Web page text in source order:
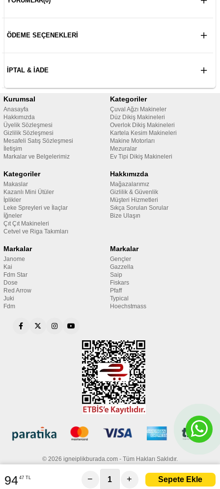
ÖDEME SEÇENEKLERI
İPTAL & İADE
Kurumsal
Anasayfa
Hakkımızda
Üyelik Sözleşmesi
Gizlilik Sözleşmesi
Mesafeli Satış Sözleşmesi
İletişim
Markalar ve Belgelerimiz
Kategoriler
Çuval Ağzı Makineler
Düz Dikiş Makineleri
Overlok Dikiş Makineleri
Kartela Kesim Makineleri
Makine Motorları
Mezuralar
Ev Tipi Dikiş Makineleri
Kategoriler
Makaslar
Kazanlı Mini Ütüler
İplikler
Leke Spreyleri ve İlaçlar
İğneler
Çıt Çıt Makineleri
Cetvel ve Riga Takımları
Hakkımızda
Mağazalarımız
Gizlilik & Güvenlik
Müşteri Hizmetleri
Sıkça Sorulan Sorular
Bize Ulaşın
Markalar
Janome
Kai
Fdm Star
Dose
Red Arrow
Juki
Fdm
Markalar
Gençler
Gazzella
Saip
Fiskars
Pfaff
Typical
Hoechstmass
© 2026 igneiplikburada.com - Tüm Hakları Saklıdır.
94 47 TL − +